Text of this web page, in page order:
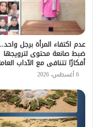
عدم اكتفاء المرأة برجل واحد..
ضبط صانعة محتوى لترويجها
أفكارًا تتنافى مع الآداب
6 أغسطس، 2026